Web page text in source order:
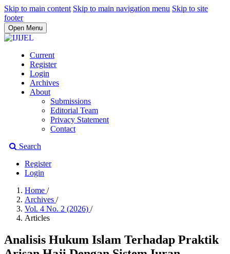
Skip to main content Skip to main navigation menu Skip to site
footer
Open Menu
Current
Register
Login
Archives
About
Submissions
Editorial Team
Privacy Statement
Contact
Search
Register
Login
Home /
Archives /
Vol. 4 No. 2 (2026) /
Articles
Analisis Hukum Islam Terhadap Praktik